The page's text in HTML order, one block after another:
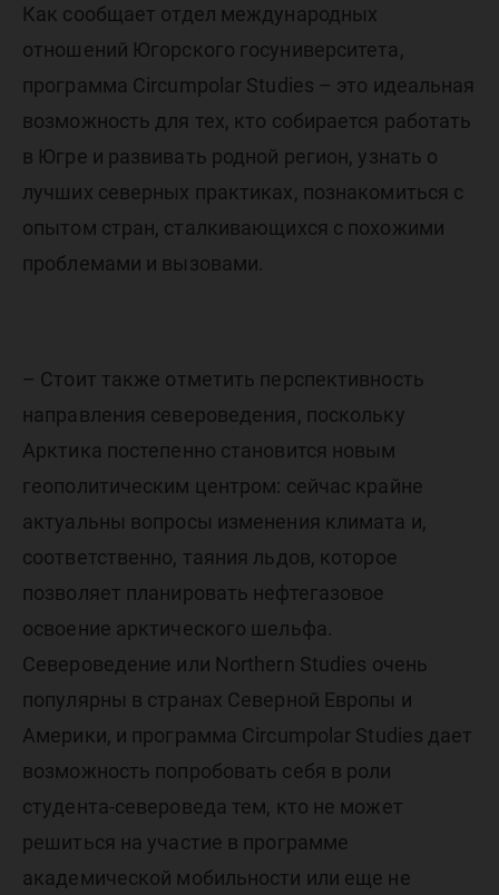
Как сообщает отдел международных
отношений Югорского госуниверситета,
программа Circumpolar Studies – это идеальная
возможность для тех, кто собирается работать
в Югре и развивать родной регион, узнать о
лучших северных практиках, познакомиться с
опытом стран, сталкивающихся с похожими
проблемами и вызовами.
– Стоит также отметить перспективность
направления североведения, поскольку
Арктика постепенно становится новым
геополитическим центром: сейчас крайне
актуальны вопросы изменения климата и,
соответственно, таяния льдов, которое
позволяет планировать нефтегазовое
освоение арктического шельфа.
Североведение или Northern Studies очень
популярны в странах Северной Европы и
Америки, и программа Circumpolar Studies дает
возможность попробовать себя в роли
студента-североведа тем, кто не может
решиться на участие в программе
академической мобильности или еще не